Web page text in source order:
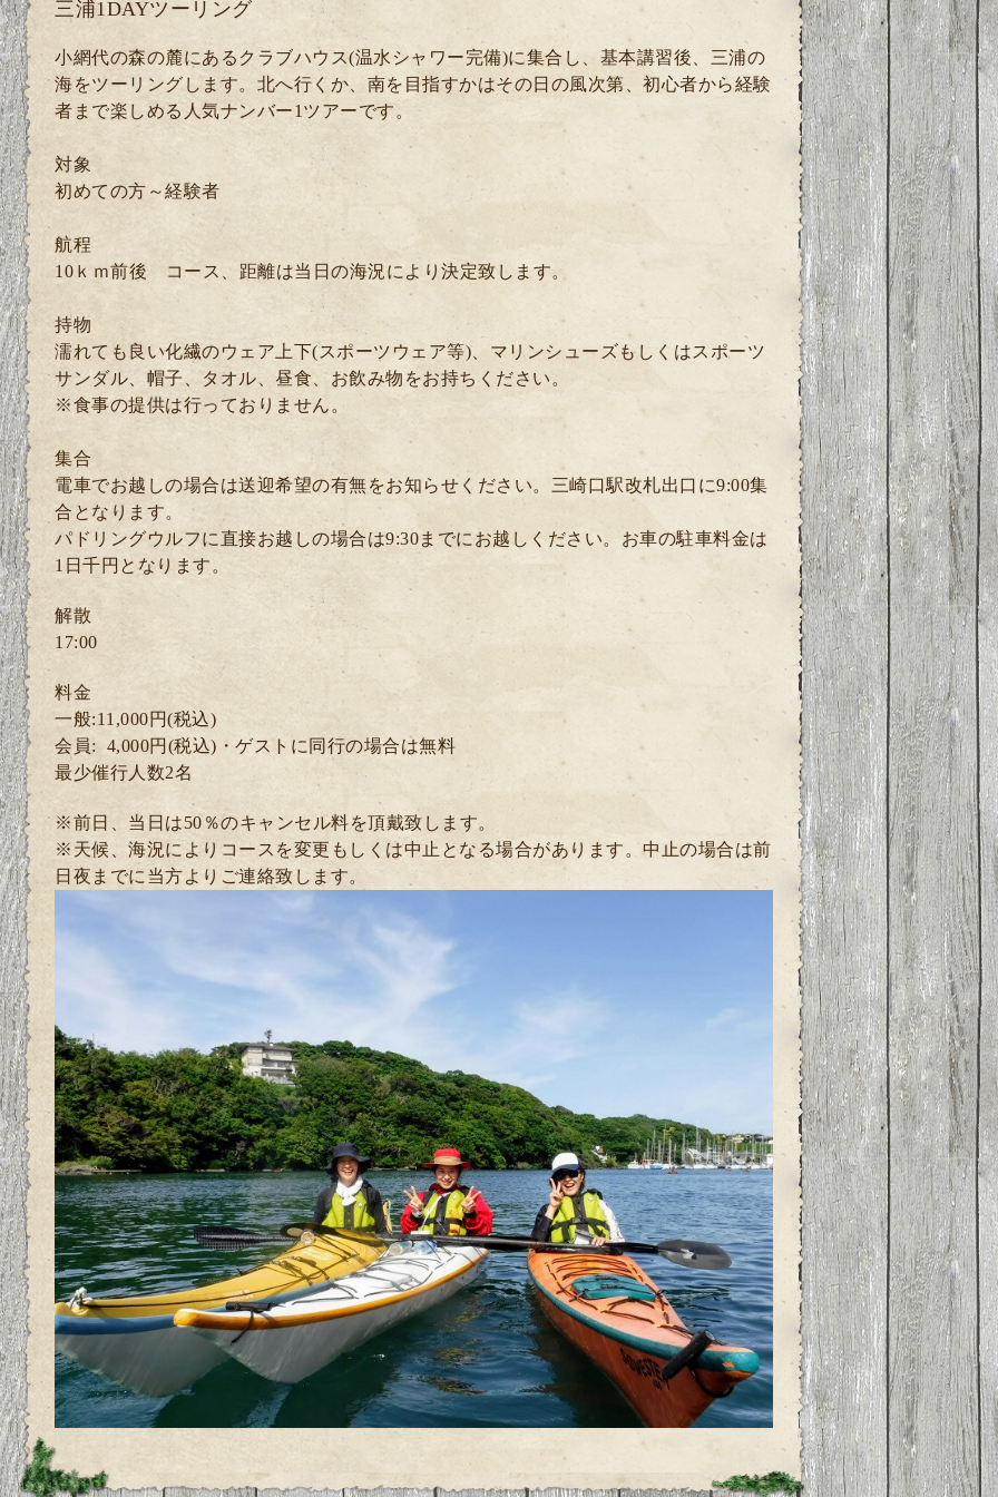
三浦1DAYツーリング
小網代の森の麓にあるクラブハウス(温水シャワー完備)に集合し、基本講習後、三浦の
海をツーリングします。北へ行くか、南を目指すかはその日の風次第、初心者から経験
者まで楽しめる人気ナンバー1ツアーです。
対象
初めての方～経験者
航程
10ｋｍ前後 コース、距離は当日の海況により決定致します。
持物
濡れても良い化繊のウェア上下(スポーツウェア等)、マリンシューズもしくはスポーツ
サンダル、帽子、タオル、昼食、お飲み物をお持ちください。
※食事の提供は行っておりません。
集合
電車でお越しの場合は送迎希望の有無をお知らせください。三崎口駅改札出口に9:00集
合となります。
パドリングウルフに直接お越しの場合は9:30までにお越しください。お車の駐車料金は
1日千円となります。
解散
17:00
料金
一般:11,000円(税込)
会員: 4,000円(税込)・ゲスト に同行の場合は無料
最少催行人数2名
※前日、当日は50％のキャンセル料を頂戴致します。
※天候、海況によりコースを変更もしくは中止となる場合があります。中止の場合は前
日夜までに当方よりご連絡致します。